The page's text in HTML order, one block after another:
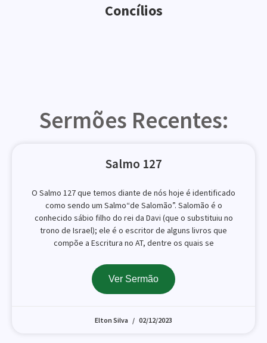
Concílios
Sermões Recentes:
Salmo 127
O Salmo 127 que temos diante de nós hoje é identificado
como sendo um Salmo“de Salomão”. Salomão é o
conhecido sábio filho do rei da Davi (que o substituiu no
trono de Israel); ele é o escritor de alguns livros que
compõe a Escritura no AT, dentre os quais se
Ver Sermão
Elton Silva 02/12/2023